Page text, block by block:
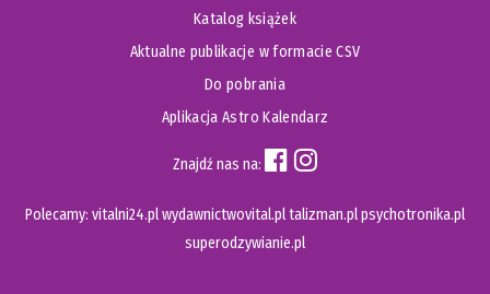
Katalog książek
Aktualne publikacje w formacie CSV
Do pobrania
Aplikacja Astro Kalendarz
Znajdź nas na:
Polecamy: vitalni24.plwydawnictwovital.pltalizman.plpsychotronika.pl
superodzywianie.pl